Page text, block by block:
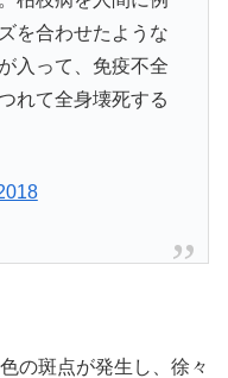
を合わせたような
入って、免疫不全
れて全身壊死する
の斑点が発生し、徐々